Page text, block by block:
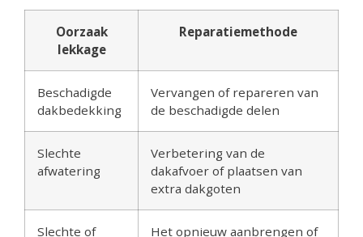
Oorzaak
lekkage
Reparatiemethode
Beschadigde
dakbedekking
Vervangen of repareren van
de beschadigde delen
Slechte
afwatering
Verbetering van de
dakafvoer of plaatsen van
extra dakgoten
Slechte of
Het opnieuw aanbrengen of